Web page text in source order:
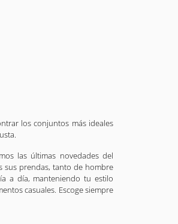
los conjuntos más ideales
las últimas novedades del
sus prendas, tanto de hombre
a día, manteniendo tu estilo
casuales. Escoge siempre